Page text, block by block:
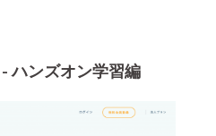
ハンズオン学習編